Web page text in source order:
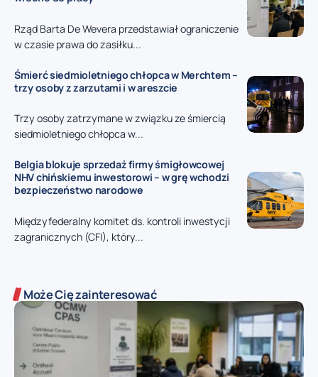
Rząd Barta De Wevera przedstawiał ograniczenie
w czasie prawa do zasiłku...
Śmierć siedmioletniego chłopca w Merchtem –
trzy osoby z zarzutami i w areszcie
Trzy osoby zatrzymane w związku ze śmiercią
siedmioletniego chłopca w...
Belgia blokuje sprzedaż firmy śmigłowcowej
NHV chińskiemu inwestorowi – w grę wchodzi
bezpieczeństwo narodowe
Międzyfederalny komitet ds. kontroli inwestycji
zagranicznych (CFI), który...
Może Cię zainteresować